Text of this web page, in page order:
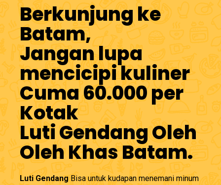
Berkunjung ke
Batam,
Jangan lupa
mencicipi kuliner
Cuma 60.000 per
Kotak
Luti Gendang Oleh
Oleh Khas Batam.
Luti GendangBisa untuk kudapan menemani minum